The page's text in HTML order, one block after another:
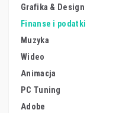
Grafika & Design
Finanse i podatki
Muzyka
Wideo
Animacja
PC Tuning
Adobe